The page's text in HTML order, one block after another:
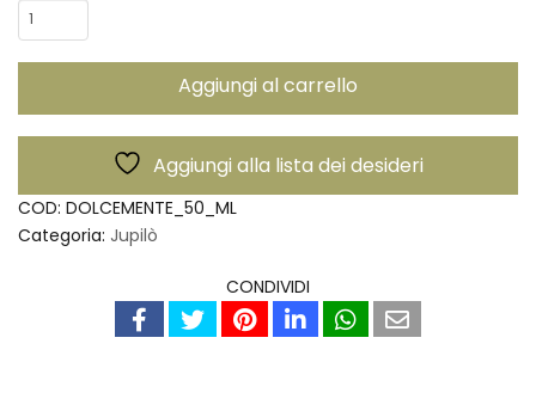
Extrait
de
Parfum
–
Aggiungi al carrello
Aggiungi alla lista dei desideri
COD: DOLCEMENTE_50_ML
Categoria: Jupilò
CONDIVIDI